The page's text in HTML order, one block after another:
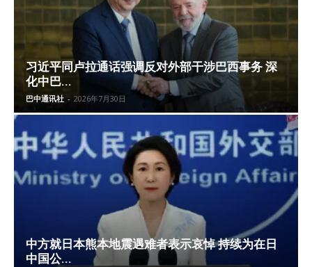
习近平同卢拉通话强调反对外部干涉巴西事务 深
化中巴...
巴中通讯社 - 2026年7月30日
中方就日本熊本地震遇难者表示哀悼 持续为在日
中国公...